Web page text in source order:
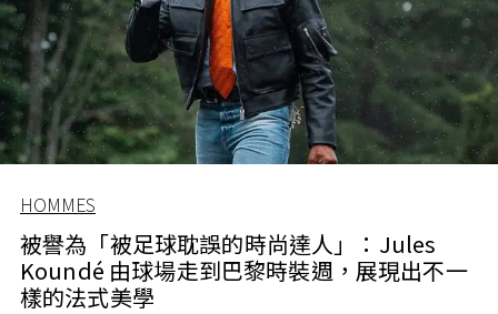
HOMMES
被譽為「被足球耽誤的時尚達人」：Jules
Koundé 由球場走到巴黎時裝週，展現出不一
樣的法式美學